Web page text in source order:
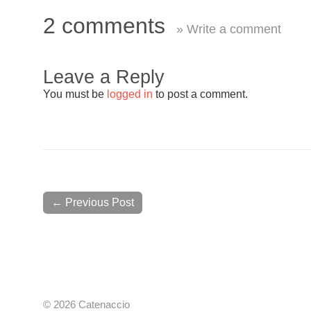
2 comments » Write a comment
Leave a Reply
You must be logged in to post a comment.
← Previous Post
© 2026 Catenaccio